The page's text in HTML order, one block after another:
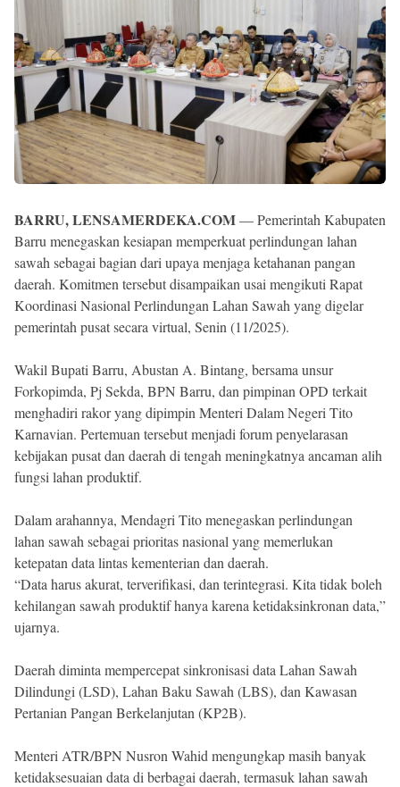
BARRU, LENSAMERDEKA.COM— Pemerintah Kabupaten
Barru menegaskan kesiapan memperkuat perlindungan lahan
sawah sebagai bagian dari upaya menjaga ketahanan pangan
daerah. Komitmen tersebut disampaikan usai mengikuti Rapat
Koordinasi Nasional Perlindungan Lahan Sawah yang digelar
pemerintah pusat secara virtual, Senin (11/2025).
Wakil Bupati Barru, Abustan A. Bintang, bersama unsur
Forkopimda, Pj Sekda, BPN Barru, dan pimpinan OPD terkait
menghadiri rakor yang dipimpin Menteri Dalam Negeri Tito
Karnavian. Pertemuan tersebut menjadi forum penyelarasan
kebijakan pusat dan daerah di tengah meningkatnya ancaman alih
fungsi lahan produktif.
Dalam arahannya, Mendagri Tito menegaskan perlindungan
lahan sawah sebagai prioritas nasional yang memerlukan
ketepatan data lintas kementerian dan daerah.
“Data harus akurat, terverifikasi, dan terintegrasi. Kita tidak boleh
kehilangan sawah produktif hanya karena ketidaksinkronan data,”
ujarnya.
Daerah diminta mempercepat sinkronisasi data Lahan Sawah
Dilindungi (LSD), Lahan Baku Sawah (LBS), dan Kawasan
Pertanian Pangan Berkelanjutan (KP2B).
Menteri ATR/BPN Nusron Wahid mengungkap masih banyak
ketidaksesuaian data di berbagai daerah, termasuk lahan sawah